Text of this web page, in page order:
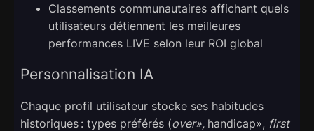
Classements communautaires affichant quels
utilisateurs détiennent les meilleures
performances LIVE selon leur ROI global
Personnalisation IA
Chaque profil utilisateur stocke ses habitudes
historiques : types préférés (over», handicap», first